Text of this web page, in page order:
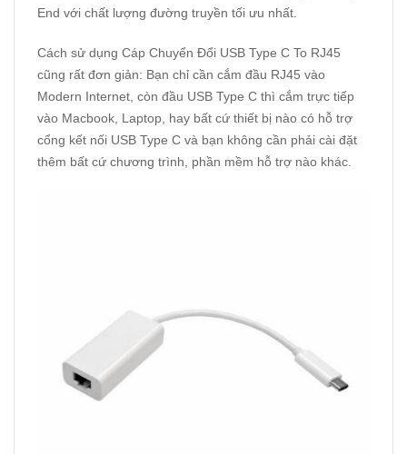
End với chất lượng đường truyền tối ưu nhất.
Cách sử dụng Cáp Chuyển Đổi USB Type C To RJ45
cũng rất đơn giản: Bạn chỉ cần cắm đầu RJ45 vào
Modern Internet, còn đầu USB Type C thì cắm trực tiếp
vào Macbook, Laptop, hay bất cứ thiết bị nào có hỗ trợ
cổng kết nối USB Type C và bạn không cần phải cài đặt
thêm bất cứ chương trình, phần mềm hỗ trợ nào khác.